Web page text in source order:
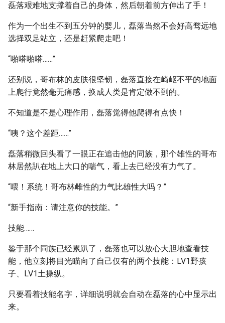
磊落艰难地支撑着自己的身体，然后朝着前方伸出了手！
作为一个出生不到五分钟的婴儿，磊落当然不会好高骛远地
选择双足站立，还是赶紧爬走吧！
“啪嗒啪嗒……”
还别说，哥布林的皮肤很坚韧，磊落直接在崎岖不平的地面
上爬行竟然毫无痛感，换成人类是肯定做不到的。
不知道是不是心理作用，磊落觉得他爬得有点快！
“咦？这个差距……”
磊落稍微回头看了一眼正在追击他的同族，那个雄性的哥布
林居然趴在地上大口的喘气，看上去已经没有力气了。
“喂！系统！哥布林雌性的力气比雄性大吗？”
“新手指南：请注意你的技能。”
技能……
鉴于那个同族已经累趴了，磊落也可以放心大胆地查看技
能，他立刻将目光瞄向了自己仅有的两个技能：LV1野孩
子、LV1土操纵。
只要看着技能名字，详细说明就会自动在磊落的心中显示出
来。